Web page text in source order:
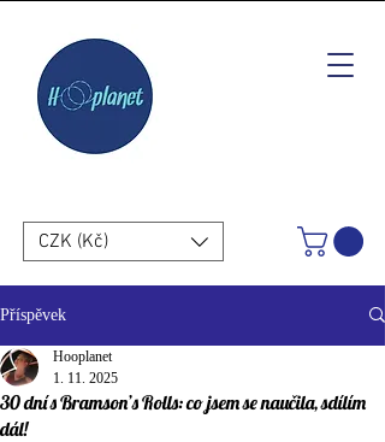
CZK (Kč)
Příspěvek
30 dní s Bramson’s Rolls: co jsem se naučila, sdílím
dál!
Hooplanet
1. 11. 2025